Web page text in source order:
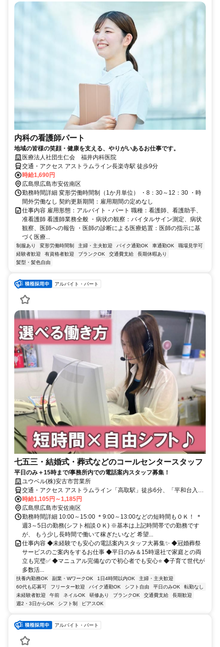
内科の看護師パート
地域の皆様の笑顔・健康を支える、やりがいあるお仕事です。
医療法人社団生仁会 福井内科医院
交通・アクセス アストラムライン長楽寺駅 徒歩9分
時給1,690円
広島県広島市安佐南区
勤務時間詳細 変形労働時間制（1か月単位） ・8：30～12：30 ・時
間外労働なし 契約更新期間：雇用期間の定めなし
仕事内容 雇用形態：アルバイト・パート 職種：看護師、看護助手、
准看護師 看護師業務全般 ・病状の観察：バイタルサイン測定、病状
観察、医師への報告 ・医師の診断による医療処置：医師の指示に基
づく医療...
制服あり 変形労働時間制 主婦・主夫歓迎 バイク通勤OK 車通勤OK
職場見学可
経験者歓迎
有資格者歓迎 ブランクOK 交通費支給
長期休暇あり
髪型・髪色自由
アルバイト・パート
七五三・結婚式・葬式などのコールセンタースタッフ
平日のみ＋15時まで/事務所内での電話案内スタッフ募集！
ユウベル(株)安古市営業所
交通・アクセス アストラムライン「高取駅」徒歩6分、「平和台入
口」バス停すぐ！
時給1,105円～1,185円
広島県広島市安佐南区
勤務時間詳細 10:00～15:00 ＊9:00～13:00などの短時間もＯＫ！ ＊
週3～5日の勤務(シフト相談ＯＫ) ※基本は上記時間帯での勤務です
が、 もう少し長時間で働いて稼ぎたいなど 希望...
仕事内容 ◆未経験でも安心の電話案内スタッフ大募集✨ ◆冠婚葬祭
サービスのご案内をするお仕事 ◆平日のみ＆15時退社で家庭との両
立も完璧✅ ◆マニュアル完備なので初心者でも安心⭐ ◆子育て世代が
多数活...
扶養内勤務OK 副業・WワークOK 1日4時間以内OK
主婦・主夫歓迎
60代も応募可
フリーター歓迎 バイク通勤OK シフト自由 平日のみOK
転勤なし
未経験者歓迎
午前 ネイルOK 研修あり ブランクOK 交通費支給
長期歓迎
週2・3日からOK
シフト制 ピアスOK
アルバイト・パート